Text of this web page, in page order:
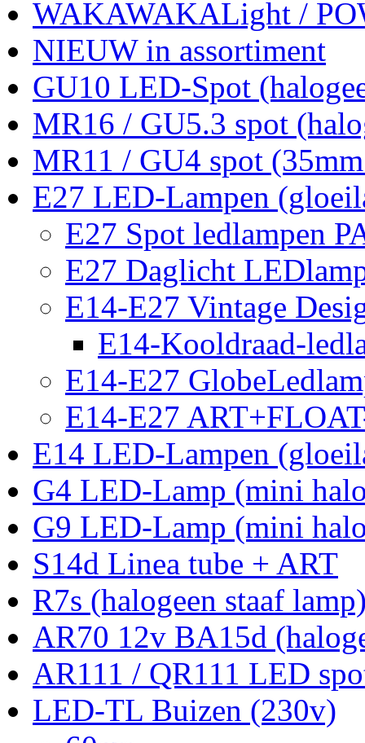
WAKAWAKALight /
NIEUW in assortiment
GU10 LED-Spot
MR16 / GU5.3 spot
MR11 / GU4 spot
E27 LED-Lampen
E27 Spot ledlampen
E27 Daglicht
E14-E27 Vintage
E14-Kooldraad-
E14-E27
E14-E27
E14 LED-Lampen
G4 LED-Lamp (mini
G9 LED-Lamp (mini
S14d Linea tube + ART
R7s (halogeen staaf
AR70 12v BA15d
AR111 / QR111 LED
LED-TL Buizen (230v)